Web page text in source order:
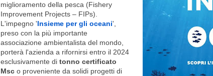
miglioramento della pesca (Fishery
Improvement Projects – FIPs).
L'impegno 'Insieme per gli oceani',
preso con la più importante
associazione ambientalista del mondo,
porterà l'azienda a rifornirsi entro il 2024
esclusivamente di tonno certificato
Msc o proveniente da solidi progetti di